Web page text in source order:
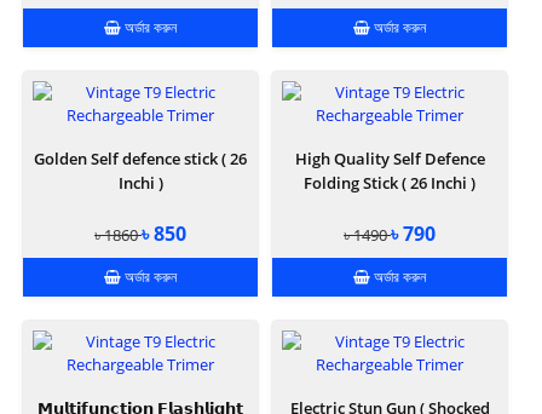
অর্ডার করুন অর্ডার করুন
Golden Self defence stick ( 26
Inchi )
৳ 1860৳ 850
অর্ডার করুন
High Quality Self Defence
Folding Stick ( 26 Inchi )
৳ 1490৳ 790
অর্ডার করুন
𝗠𝘂𝗹𝘁𝗶𝗳𝘂𝗻𝗰𝘁𝗶𝗼𝗻 𝗙𝗹𝗮𝘀𝗵𝗹𝗶𝗴𝗵𝘁
Electric Stun Gun ( Shocked